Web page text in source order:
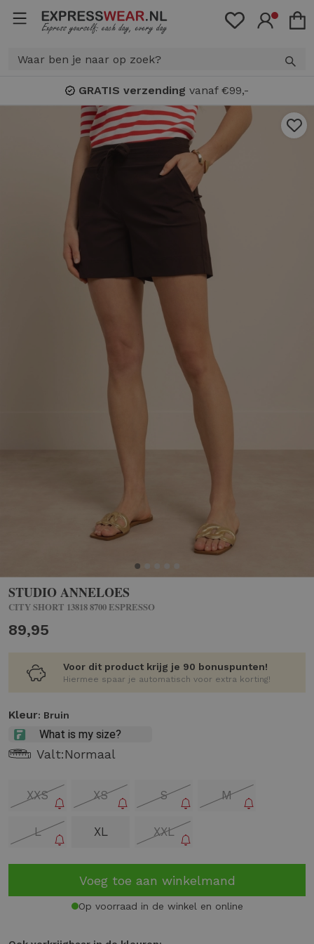
GRATIS verzendingvanaf €99,-
STUDIO ANNELOES
CITY SHORT 13818 8700 ESPRESSO
89,95
Voor dit product krijg je 90 bonuspunten!
Hiermee spaar je automatisch voor extra korting!
Kleur: Bruin
Valt:Normaal
XXS XS S M
L XL XXL
Voeg toe aan winkelmand
Op voorraad in de winkel en online